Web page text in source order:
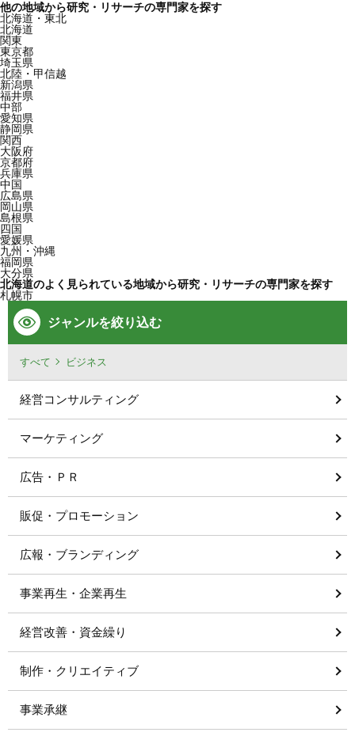
他の地域から研究・リサーチの専門家を探す
北海道・東北
北海道
関東
東京都
埼玉県
北陸・甲信越
新潟県
福井県
中部
愛知県
静岡県
関西
大阪府
京都府
兵庫県
中国
広島県
岡山県
島根県
四国
愛媛県
九州・沖縄
福岡県
大分県
北海道のよく見られている地域から研究・リサーチの専門家を探す
札幌市
ジャンルを絞り込む
すべて ビジネス
経営コンサルティング
マーケティング
広告・ＰＲ
販促・プロモーション
広報・ブランディング
事業再生・企業再生
経営改善・資金繰り
制作・クリエイティブ
事業承継